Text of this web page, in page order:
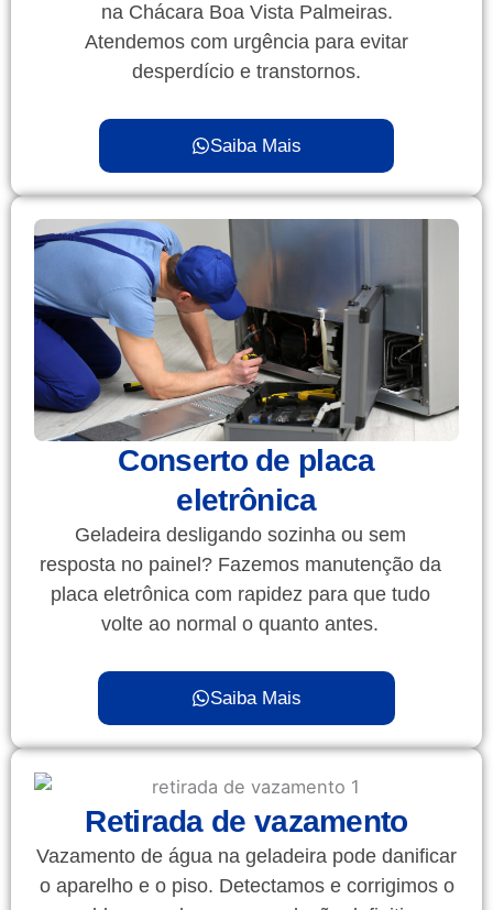
na Chácara Boa Vista Palmeiras.
Atendemos com urgência para evitar
desperdício e transtornos.
Saiba Mais
Conserto de placa
eletrônica
Geladeira desligando sozinha ou sem
resposta no painel? Fazemos manutenção da
placa eletrônica com rapidez para que tudo
volte ao normal o quanto antes.
Saiba Mais
Retirada de vazamento
Vazamento de água na geladeira pode danificar
o aparelho e o piso. Detectamos e corrigimos o